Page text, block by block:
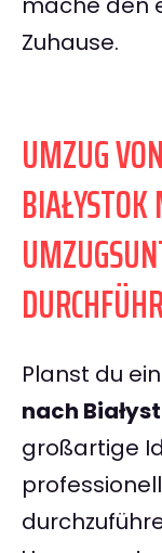
Zuhause.
UMZUG
Planst du
nach
großartige